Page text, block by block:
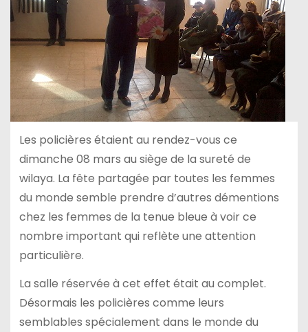
Les policières étaient au rendez-vous ce
dimanche 08 mars au siège de la sureté de
wilaya. La fête partagée par toutes les femmes
du monde semble prendre d’autres démentions
chez les femmes de la tenue bleue à voir ce
nombre important qui reflète une attention
particulière.
La salle réservée à cet effet était au complet.
Désormais les policières comme leurs
semblables spécialement dans le monde du